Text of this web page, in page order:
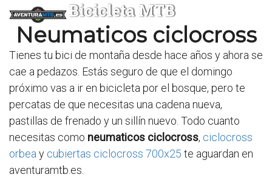
Bicicleta MTB
Neumaticos ciclocross
Tienes tu bici de montaña desde hace años y ahora se
cae a pedazos. Estás seguro de que el domingo
próximo vas a ir en bicicleta por el bosque, pero te
percatas de que necesitas una cadena nueva,
pastillas de frenado y un sillín nuevo. Todo cuanto
necesitas como neumaticos ciclocross, ciclocross
orbea y cubiertas ciclocross 700x25 te aguardan en
aventuramtb.es.